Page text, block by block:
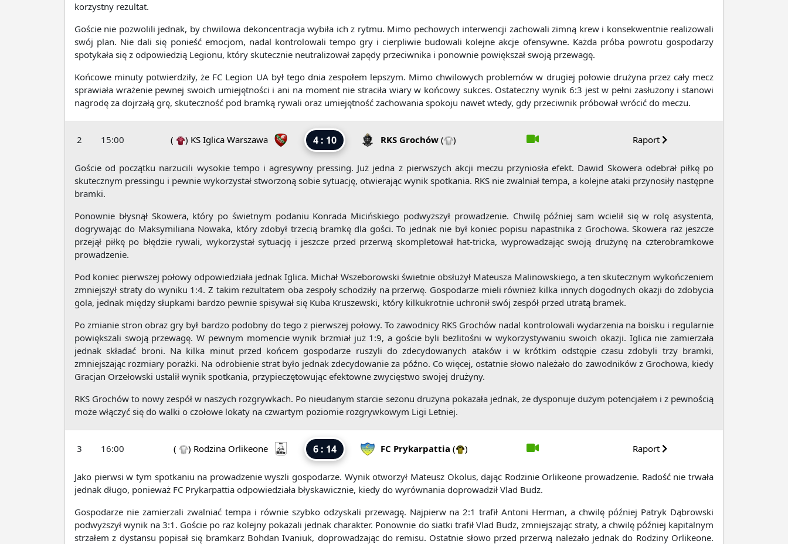
korzystny rezultat.
Goście nie pozwolili jednak, by chwilowa dekoncentracja wybiła ich z rytmu. Mimo pechowych interwencji zachowali zimną krew i konsekwentnie realizowali
swój plan. Nie dali się ponieść emocjom, nadal kontrolowali tempo gry i cierpliwie budowali kolejne akcje ofensywne. Każda próba powrotu gospodarzy
spotykała się z odpowiedzią Legionu, który skutecznie neutralizował zapędy przeciwnika i ponownie powiększał swoją przewagę.
Końcowe minuty potwierdziły, że FC Legion UA był tego dnia zespołem lepszym. Mimo chwilowych problemów w drugiej połowie drużyna przez cały mecz
sprawiała wrażenie pewnej swoich umiejętności i ani na moment nie straciła wiary w końcowy sukces. Ostateczny wynik 6:3 jest w pełni zasłużony i stanowi
nagrodę za dojrzałą grę, skuteczność pod bramką rywali oraz umiejętność zachowania spokoju nawet wtedy, gdy przeciwnik próbował wrócić do meczu.
2 15:00 ( ) KS Iglica Warszawa 4 : 10 RKS Grochów ( ) Raport
Goście od początku narzucili wysokie tempo i agresywny pressing. Już jedna z pierwszych akcji meczu przyniosła efekt. Dawid Skowera odebrał piłkę po
skutecznym pressingu i pewnie wykorzystał stworzoną sobie sytuację, otwierając wynik spotkania. RKS nie zwalniał tempa, a kolejne ataki przynosiły następne
bramki.
Ponownie błysnął Skowera, który po świetnym podaniu Konrada Micińskiego podwyższył prowadzenie. Chwilę później sam wcielił się w rolę asystenta,
dogrywając do Maksymiliana Nowaka, który zdobył trzecią bramkę dla gości. To jednak nie był koniec popisu napastnika z Grochowa. Skowera raz jeszcze
przejął piłkę po błędzie rywali, wykorzystał sytuację i jeszcze przed przerwą skompletował hat-tricka, wyprowadzając swoją drużynę na czterobramkowe
prowadzenie.
Pod koniec pierwszej połowy odpowiedziała jednak Iglica. Michał Wszeborowski świetnie obsłużył Mateusza Malinowskiego, a ten skutecznym wykończeniem
zmniejszył straty do wyniku 1:4. Z takim rezultatem oba zespoły schodziły na przerwę. Gospodarze mieli również kilka innych dogodnych okazji do zdobycia
gola, jednak między słupkami bardzo pewnie spisywał się Kuba Kruszewski, który kilkukrotnie uchronił swój zespół przed utratą bramek.
Po zmianie stron obraz gry był bardzo podobny do tego z pierwszej połowy. To zawodnicy RKS Grochów nadal kontrolowali wydarzenia na boisku i regularnie
powiększali swoją przewagę. W pewnym momencie wynik brzmiał już 1:9, a goście byli bezlitośni w wykorzystywaniu swoich okazji. Iglica nie zamierzała
jednak składać broni. Na kilka minut przed końcem gospodarze ruszyli do zdecydowanych ataków i w krótkim odstępie czasu zdobyli trzy bramki,
zmniejszając rozmiary porażki. Na odrobienie strat było jednak zdecydowanie za późno. Co więcej, ostatnie słowo należało do zawodników z Grochowa, kiedy
Gracjan Orzełowski ustalił wynik spotkania, przypieczętowując efektowne zwycięstwo swojej drużyny.
RKS Grochów to nowy zespół w naszych rozgrywkach. Po nieudanym starcie sezonu drużyna pokazała jednak, że dysponuje dużym potencjałem i z pewnością
może włączyć się do walki o czołowe lokaty na czwartym poziomie rozgrywkowym Ligi Letniej.
3 16:00 ( ) Rodzina Orlikeone 6 : 14 FC Prykarpattia( ) Raport
Jako pierwsi w tym spotkaniu na prowadzenie wyszli gospodarze. Wynik otworzył Mateusz Okolus, dając Rodzinie Orlikeone prowadzenie. Radość nie trwała
jednak długo, ponieważ FC Prykarpattia odpowiedziała błyskawicznie, kiedy do wyrównania doprowadził Vlad Budz.
Gospodarze nie zamierzali zwalniać tempa i równie szybko odzyskali przewagę. Najpierw na 2:1 trafił Antoni Herman, a chwilę później Patryk Dąbrowski
podwyższył wynik na 3:1. Goście po raz kolejny pokazali jednak charakter. Ponownie do siatki trafił Vlad Budz, zmniejszając straty, a chwilę później kapitalnym
strzałem z dystansu popisał się bramkarz Bohdan Ivaniuk, doprowadzając do remisu. Ostatnie słowo przed przerwą należało jednak do Rodziny Orlikeone.